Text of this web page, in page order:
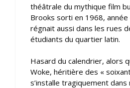
théâtrale du mythique film
Brooks sorti en 1968,
régnait aussi dans les rues
étudiants du quartier latin.
Hasard du calendrier, alors
Woke, héritière des «
s’installe tragiquement